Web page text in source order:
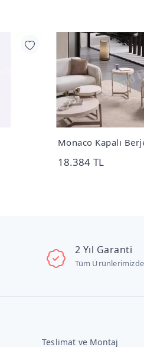
Monaco Kapalı
18.384 TL
2 Yıl Garanti
Tüm Ürünlerimizde
Teslimat ve Montaj